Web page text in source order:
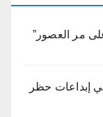
مر العصور”
إبداعات حظر